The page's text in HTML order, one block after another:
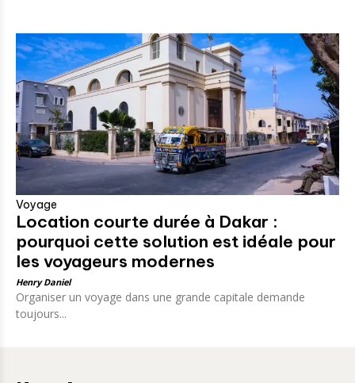
Voyage
Location courte durée à Dakar :
pourquoi cette solution est idéale pour
les voyageurs modernes
Henry Daniel
Organiser un voyage dans une grande capitale demande
toujours...